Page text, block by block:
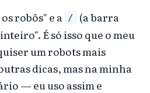
robôs" e a /
(a barra
É só isso que o meu
um robots mais
dicas, mas na minha
— eu uso assim e